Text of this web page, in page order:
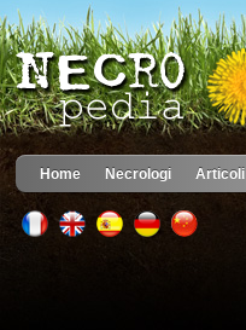
Home Necrologi Articoli